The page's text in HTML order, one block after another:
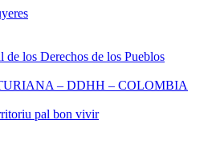
los Derechos de los Pueblos
– DDHH – COLOMBIA
pal bon vivir